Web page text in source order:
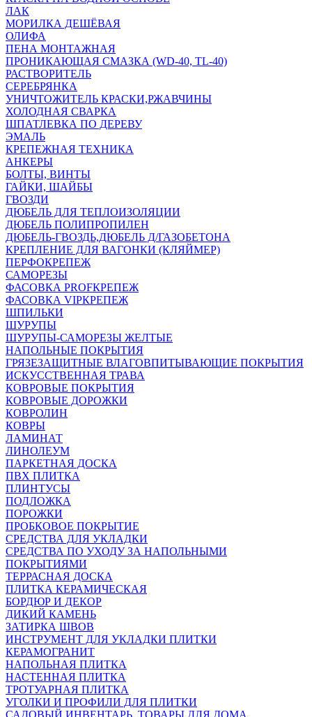
ЛАК
МОРИЛКА ДЕШЁВАЯ
ОЛИФА
ПЕНА МОНТАЖНАЯ
ПРОНИКАЮЩАЯ СМАЗКА (WD-40, TL-40)
РАСТВОРИТЕЛЬ
СЕРЕБРЯНКА
УНИЧТОЖИТЕЛЬ КРАСКИ,РЖАВЧИНЫ
ХОЛОДНАЯ СВАРКА
ШПАТЛЕВКА ПО ДЕРЕВУ
ЭМАЛЬ
КРЕПЕЖНАЯ ТЕХНИКА
АНКЕРЫ
БОЛТЫ, ВИНТЫ
ГАЙКИ, ШАЙБЫ
ГВОЗДИ
ДЮБЕЛЬ ДЛЯ ТЕПЛОИЗОЛЯЦИИ
ДЮБЕЛЬ ПОЛИПРОПИЛЕН
ДЮБЕЛЬ-ГВОЗДЬ,ДЮБЕЛЬ Д/ГАЗОБЕТОНА
КРЕПЛЕНИЕ ДЛЯ ВАГОНКИ (КЛЯЙМЕР)
ПЕРФОКРЕПЕЖ
САМОРЕЗЫ
ФАСОВКА PROFКРЕПЕЖ
ФАСОВКА VIPКРЕПЕЖ
ШПИЛЬКИ
ШУРУПЫ
ШУРУПЫ-САМОРЕЗЫ ЖЕЛТЫЕ
НАПОЛЬНЫЕ ПОКРЫТИЯ
ГРЯЗЕЗАЩИТНЫЕ ВЛАГОВПИТЫВАЮЩИЕ ПОКРЫТИЯ
ИСКУССТВЕННАЯ ТРАВА
КОВРОВЫЕ ПОКРЫТИЯ
КОВРОВЫЕ ДОРОЖКИ
КОВРОЛИН
КОВРЫ
ЛАМИНАТ
ЛИНОЛЕУМ
ПАРКЕТНАЯ ДОСКА
ПВХ ПЛИТКА
ПЛИНТУСЫ
ПОДЛОЖКА
ПОРОЖКИ
ПРОБКОВОЕ ПОКРЫТИЕ
СРЕДСТВА ДЛЯ УКЛАДКИ
СРЕДСТВА ПО УХОДУ ЗА НАПОЛЬНЫМИ
ПОКРЫТИЯМИ
ТЕРРАСНАЯ ДОСКА
ПЛИТКА КЕРАМИЧЕСКАЯ
БОРДЮР И ДЕКОР
ДИКИЙ КАМЕНЬ
ЗАТИРКА ШВОВ
ИНСТРУМЕНТ ДЛЯ УКЛАДКИ ПЛИТКИ
КЕРАМОГРАНИТ
НАПОЛЬНАЯ ПЛИТКА
НАСТЕННАЯ ПЛИТКА
ТРОТУАРНАЯ ПЛИТКА
УГОЛКИ И ПРОФИЛИ ДЛЯ ПЛИТКИ
САДОВЫЙ ИНВЕНТАРЬ, ТОВАРЫ ДЛЯ ДОМА